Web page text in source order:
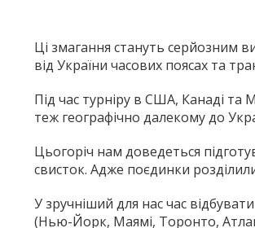
Ці змагання стануть серйозним
від України часових поясах та
Під час турніру в США, Канаді та
теж географічно далекому до
Цьогоріч нам доведеться
свисток. Адже поєдинки розділили
У зручніший для нас час
(Нью-Йорк, Маямі, Торонто,